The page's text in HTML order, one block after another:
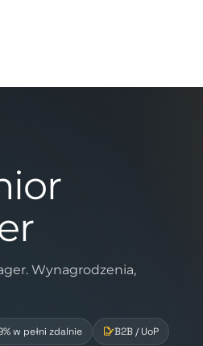
Wynagrodzenia,
w pełni zdalnie B2B / UoP